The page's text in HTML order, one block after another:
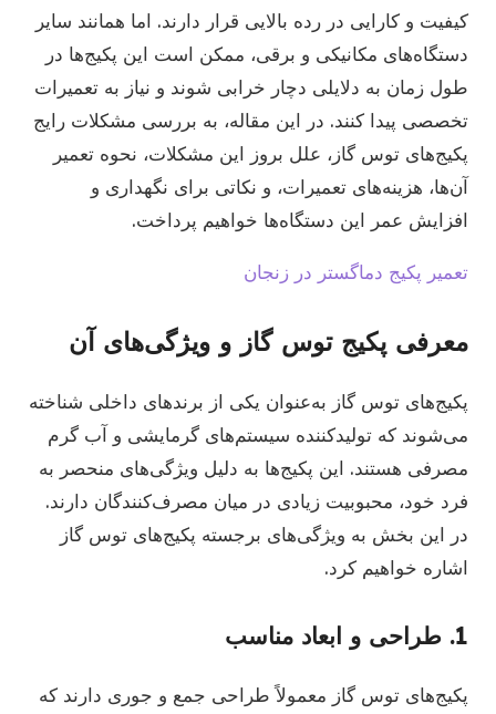
کیفیت و کارایی در رده بالایی قرار دارند. اما همانند سایر
دستگاه‌های مکانیکی و برقی، ممکن است این پکیج‌ها در
طول زمان به دلایلی دچار خرابی شوند و نیاز به تعمیرات
تخصصی پیدا کنند. در این مقاله، به بررسی مشکلات رایج
پکیج‌های توس گاز، علل بروز این مشکلات، نحوه تعمیر
آن‌ها، هزینه‌های تعمیرات، و نکاتی برای نگهداری و
افزایش عمر این دستگاه‌ها خواهیم پرداخت.
تعمیر پکیج دماگستر در زنجان
معرفی پکیج توس گاز و ویژگی‌های آن
پکیج‌های توس گاز به‌عنوان یکی از برندهای داخلی شناخته
می‌شوند که تولیدکننده سیستم‌های گرمایشی و آب گرم
مصرفی هستند. این پکیج‌ها به دلیل ویژگی‌های منحصر به
فرد خود، محبوبیت زیادی در میان مصرف‌کنندگان دارند.
در این بخش به ویژگی‌های برجسته پکیج‌های توس گاز
اشاره خواهیم کرد.
1. طراحی و ابعاد مناسب
پکیج‌های توس گاز معمولاً طراحی جمع و جوری دارند که